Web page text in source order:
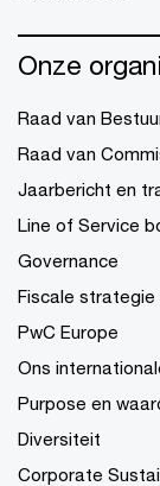
Onze
Raad van
Raad van
Jaarbericht en
Line of Service
Governance
Fiscale strategie
PwC Europe
Ons
Purpose en
Diversiteit
Corporate